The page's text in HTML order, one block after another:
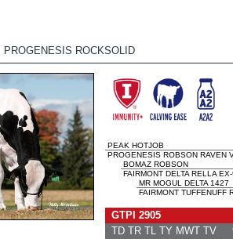
PROGENESIS ROCKSOLID
PEAK HOTJOB
PROGENESIS ROBSON RAVEN
BOMAZ ROBSON
FAIRMONT DELTA RELLA
MR MOGUL DELTA 1427
FAIRMONT TUFFENUFF
GTPI 2905
TD TR TL TY MWT TV